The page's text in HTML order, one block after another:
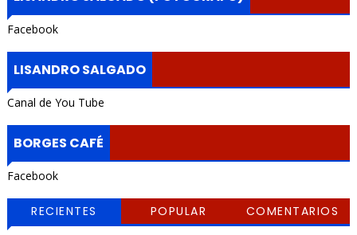
Facebook
LISANDRO SALGADO
Canal de You Tube
BORGES CAFÉ
Facebook
RECIENTES POPULAR COMENTARIOS